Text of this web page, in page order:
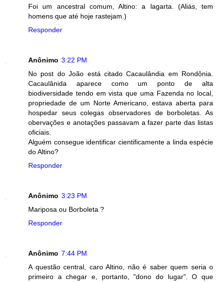
Foi um ancestral comum, Altino: a lagarta. (Aliás, tem
homens que até hoje rastejam.)
Responder
Anônimo 3:22 PM
No post do João está citado Cacaulândia em Rondônia.
Cacaulânida aparece como um ponto de alta
biodiversidade tendo em vista que uma Fazenda no local,
propriedade de um Norte Americano, estava aberta para
hospedar seus colegas observadores de borboletas. As
obervações e anotações passavam a fazer parte das listas
oficiais.
Alguém consegue identificar cientificamente a linda espécie
do Altino?
Responder
Anônimo 3:23 PM
Mariposa ou Borboleta ?
Responder
Anônimo 7:44 PM
A questão central, caro Altino, não é saber quem seria o
primeiro a chegar e, portanto, "dono do lugar". O que